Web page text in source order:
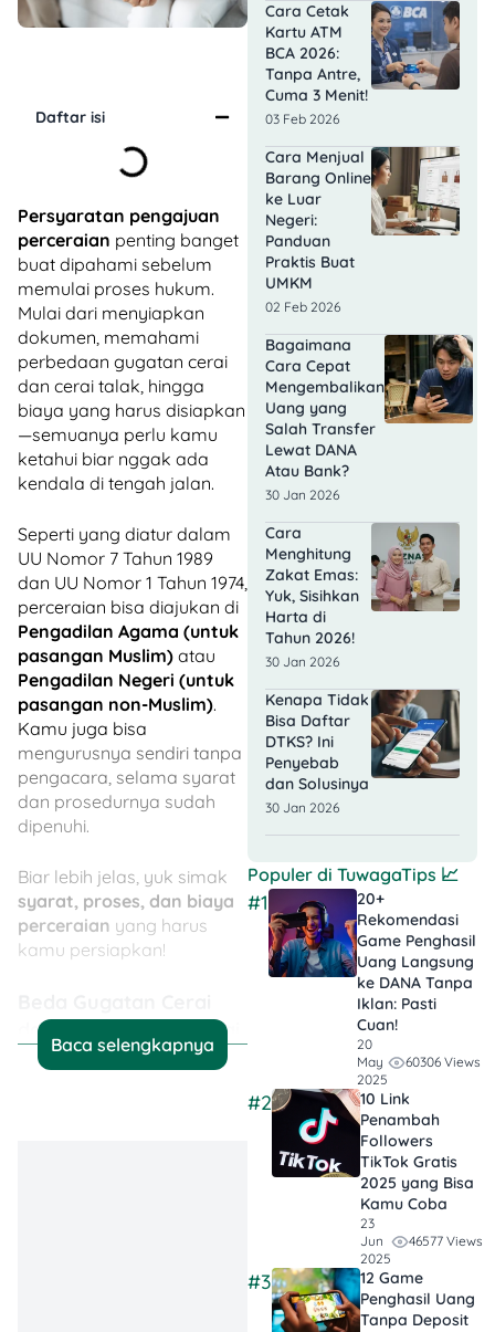
Daftar isi
Persyaratan pengajuan
perceraian penting banget
buat dipahami sebelum
memulai proses hukum.
Mulai dari menyiapkan
dokumen, memahami
perbedaan gugatan cerai
dan cerai talak, hingga
biaya yang harus disiapkan
—semuanya perlu kamu
ketahui biar nggak ada
kendala di tengah jalan.
Seperti yang diatur dalam
UU Nomor 7 Tahun 1989
dan UU Nomor 1 Tahun 1974,
perceraian bisa diajukan di
Pengadilan Agama (untuk
pasangan Muslim) atau
Pengadilan Negeri (untuk
pasangan non-Muslim).
Kamu juga bisa
mengurusnya sendiri tanpa
pengacara, selama syarat
dan prosedurnya sudah
dipenuhi.
Biar lebih jelas, yuk simak
syarat, proses, dan biaya
perceraian yang harus
kamu persiapkan!
dan Permohonan Cerai
TalakBaca selengkapnya
Cara Cetak
Kartu ATM
BCA 2026:
Tanpa Antre,
Cuma 3 Menit!
03 Feb 2026
Cara Menjual
Barang Online
ke Luar
Negeri:
Panduan
Praktis Buat
UMKM
02 Feb 2026
Bagaimana
Cara Cepat
Mengembalikan
Uang yang
Salah Transfer
Lewat DANA
Atau Bank?
30 Jan 2026
Cara
Menghitung
Zakat Emas:
Yuk, Sisihkan
Harta di
Tahun 2026!
30 Jan 2026
Kenapa Tidak
Bisa Daftar
DTKS? Ini
Penyebab
dan Solusinya
30 Jan 2026
Populer di TuwagaTips 📈
#1
20+
Rekomendasi
Game Penghasil
Uang Langsung
ke DANA Tanpa
Iklan​: Pasti
Cuan!
20
May
2025
60306 Views
#2
10 Link
Penambah
Followers
TikTok Gratis​
2025 yang Bisa
Kamu Coba
23
Jun
2025
46577 Views
#3
12 Game
Penghasil Uang
Tanpa Deposit